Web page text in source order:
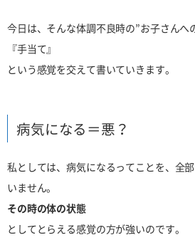
今日は、そんな体調不良時の”お子さんへ
『手当て』
という感覚を交えて書いていきます。
病気になる＝悪？
私としては、病気になるってことを、全
いません。
その時の体の状態
としてとらえる感覚の方が強いのです。